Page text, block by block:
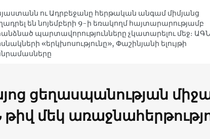
ու Ադրբեջանը հերթական անգամ միմյանց
են նոյեմբերի 9-ի եռակողմ հայտարարությամբ
պարտավորությունները չկատարելու մեջ։ ԱԳՆ
«երկխոսությունը», Փաշինյանի ելույթի
ցեղասպանության
մեկ